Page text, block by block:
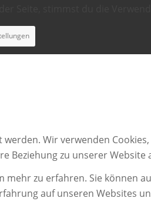
Wir verwenden
Beziehung zu unserer Website
zu erfahren. Sie können
auf unseren Websites